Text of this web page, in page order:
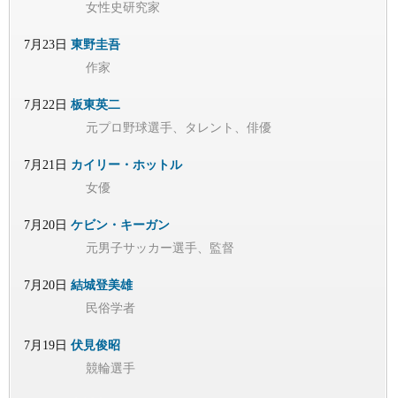
女性史研究家
7月23日 東野圭吾
作家
7月22日 板東英二
元プロ野球選手、タレント、俳優
7月21日 カイリー・ホットル
女優
7月20日 ケビン・キーガン
元男子サッカー選手、監督
7月20日 結城登美雄
民俗学者
7月19日 伏見俊昭
競輪選手